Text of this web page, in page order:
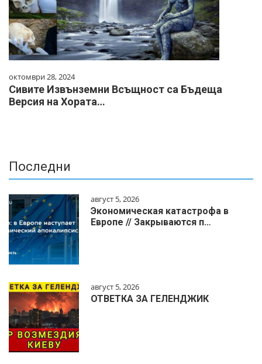
октомври 28, 2024
Сивите Извънземни Всъщност са Бъдеща
Версия на Хората…
Последни
август 5, 2026
Экономическая катастрофа в
Европе // Закрываются п…
август 5, 2026
ОТВЕТКА ЗА ГЕЛЕНДЖИК